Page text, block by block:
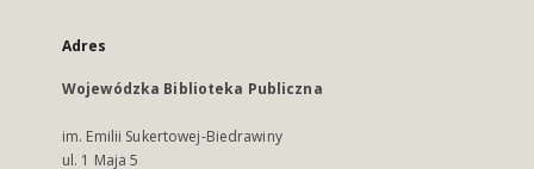
Adres
Wojewódzka Biblioteka Publiczna
im. Emilii Sukertowej-Biedrawiny
ul. 1 Maja 5